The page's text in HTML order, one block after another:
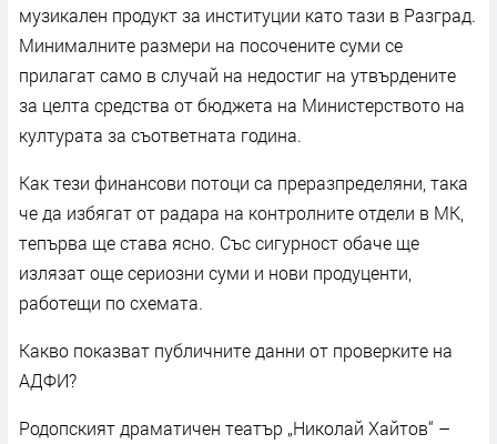
музикален продукт за институции като тази в Разград.
Минималните размери на посочените суми се
прилагат само в случай на недостиг на утвърдените
за целта средства от бюджета на Министерството на
културата за съответната година.
Как тези финансови потоци са преразпределяни, така
че да избягат от радара на контролните отдели в МК,
тепърва ще става ясно. Със сигурност обаче ще
излязат още сериозни суми и нови продуценти,
работещи по схемата.
Какво показват публичните данни от проверките на
АДФИ?
Родопският драматичен театър „Николай Хайтов“ –